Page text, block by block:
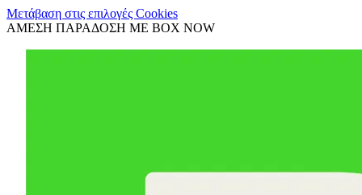
Μετάβαση στις επιλογές Cookies
ΑΜΕΣΗ ΠΑΡΑΔΟΣΗ ΜΕ BOX NOW